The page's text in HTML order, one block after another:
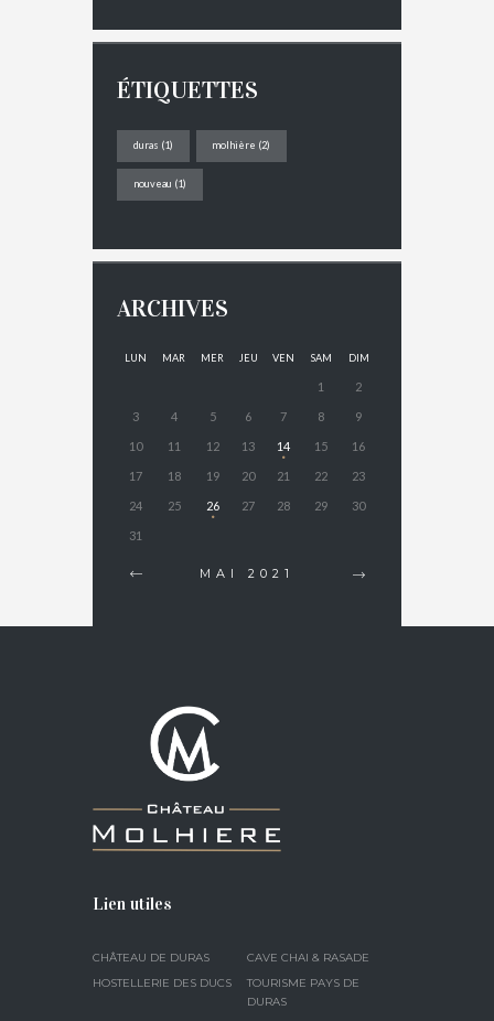
ÉTIQUETTES
duras (1) molhière (2)
nouveau (1)
ARCHIVES
LUN MAR MER JEU VEN SAM DIM
1 2
3 4 5 6 7 8 9
10 11 12 13 14 15 16
17 18 19 20 21 22 23
24 25 26 27 28 29 30
31
MAI 2021
Lien utiles
CHÂTEAU DE DURAS
CAVE CHAI & RASADE
HOSTELLERIE DES DUCS
TOURISME PAYS DE
DURAS